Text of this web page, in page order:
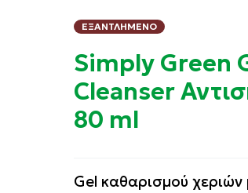
ΕΞΑΝΤΛΗΜΈΝΟ
Simply Green
Cleanser
80 ml
Gel καθαρισμού χεριών